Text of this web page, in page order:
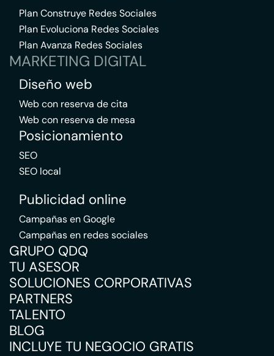
Plan Construye Redes Sociales
Plan Evoluciona Redes Sociales
Plan Avanza Redes Sociales
MARKETING DIGITAL
Diseño web
Web con reserva de cita
Web con reserva de mesa
Posicionamiento
SEO
SEO local
Publicidad online
Campañas en Google
Campañas en redes sociales
GRUPO QDQ
TU ASESOR
SOLUCIONES CORPORATIVAS
PARTNERS
TALENTO
BLOG
INCLUYE TU NEGOCIO GRATIS